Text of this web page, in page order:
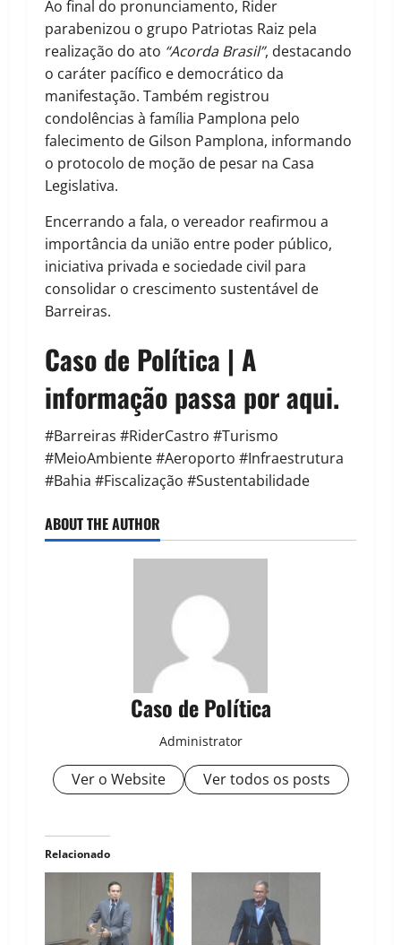
Ao final do pronunciamento, Rider
parabenizou o grupo Patriotas Raiz pela
realização do ato “Acorda Brasil”, destacando
o caráter pacífico e democrático da
manifestação. Também registrou
condolências à família Pamplona pelo
falecimento de Gilson Pamplona, informando
o protocolo de moção de pesar na Casa
Legislativa.
Encerrando a fala, o vereador reafirmou a
importância da união entre poder público,
iniciativa privada e sociedade civil para
consolidar o crescimento sustentável de
Barreiras.
Caso de Política | A
informação passa por aqui.
#Barreiras #RiderCastro #Turismo
#MeioAmbiente #Aeroporto #Infraestrutura
#Bahia #Fiscalização #Sustentabilidade
ABOUT THE AUTHOR
Caso de Política
Administrator
Ver o Website Ver todos os posts
Relacionado